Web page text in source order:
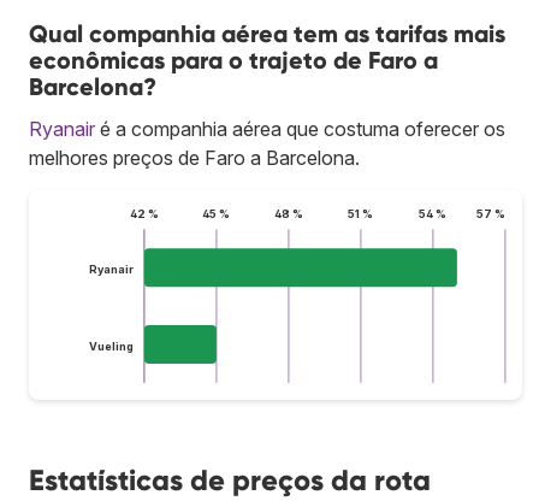
Qual companhia aérea tem as tarifas mais
econômicas para o trajeto de Faro a
Barcelona?
Ryanair é a companhia aérea que costuma oferecer os
melhores preços de Faro a Barcelona.
42 % 45 % 48 % 51 % 54 % 57 %
Ryanair
Vueling
Estatísticas de preços da rota